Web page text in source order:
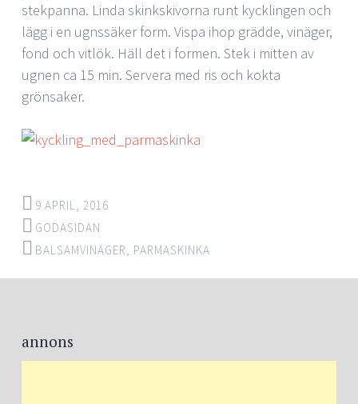
stekpanna. Linda skinkskivorna runt kycklingen och
lägg i en ugnssäker form. Vispa ihop grädde, vinäger,
fond och vitlök. Häll det i formen. Stek i mitten av
ugnen ca 15 min. Servera med ris och kokta
grönsaker.
9 APRIL, 2016
GODASIDAN
BALSAMVINÄGER, PARMASKINKA
Post
navigation
annons